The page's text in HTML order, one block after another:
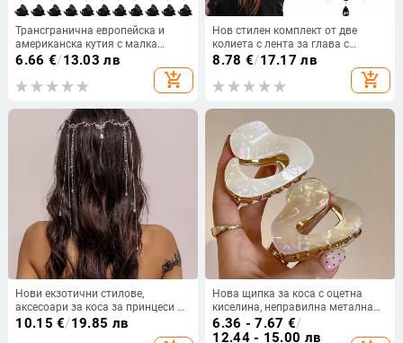
Трансгранична европейска и
американска кутия с малка
щипка за хващане, сладка
счупена коса, малък размер,
щипка за бретон, нокът,
фиба за коса, щипка
6.66 €/13.03 лв
add_shopping_cart
Нов стилен комплект от две
колиета с лента за глава с
магически рог за спане за деца,
Хелоуин, детски реквизит за
представления, дяволски рог,
8.78 €/17.17 лв
add_shopping_cart
Нови екзотични стилове,
аксесоари за коса за принцеси в
древен стил, дамски верижки за
10.15 €/19.85 лв
Нова щипка за коса с оцетна
киселина, неправилна метална
щипка за коса с половин
вратовръзка, щипка за коса с
6.36 - 7.67 €/
12.44 - 15.00 лв